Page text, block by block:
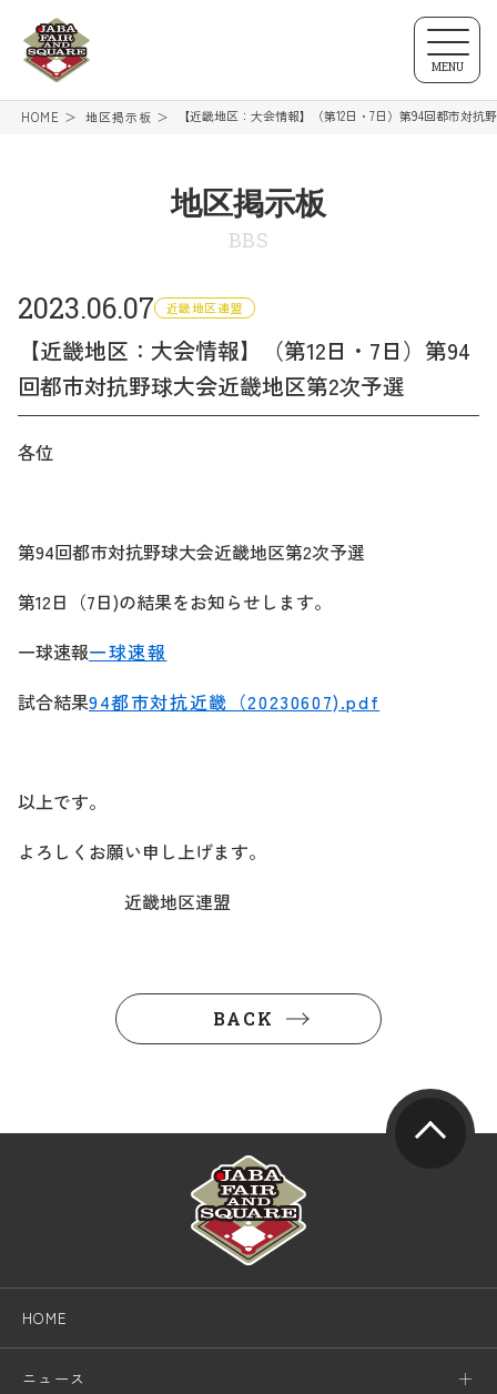
MENU
HOME 地区掲示板 【近畿地区：大会情報】（第12日・7日）第94回都市対抗
地区掲示板
BBS
2023.06.07 近畿地区連盟
【近畿地区：大会情報】（第12日・7日）第94
回都市対抗野球大会近畿地区第2次予選
各位
第94回都市対抗野球大会近畿地区第2次予選
第12日（7日)の結果をお知らせします。
一球速報一球速報
試合結果94都市対抗近畿（20230607).pdf
以上です。
よろしくお願い申し上げます。
近畿地区連盟
BACK
HOME
ニュース